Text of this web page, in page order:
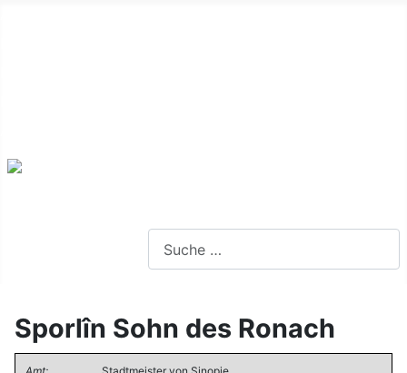
Sporlîn Sohn des Ronach